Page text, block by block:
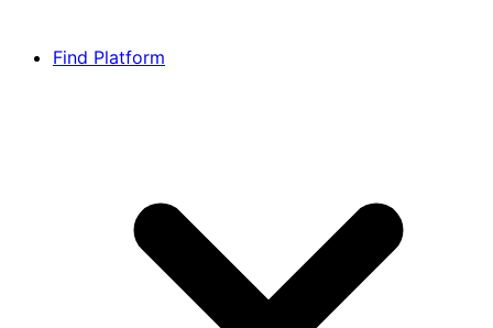
Find Platform